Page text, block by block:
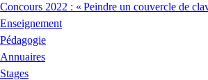
Concours 2022 : « Peindre un couvercle de
Enseignement
Pédagogie
Annuaires
Stages